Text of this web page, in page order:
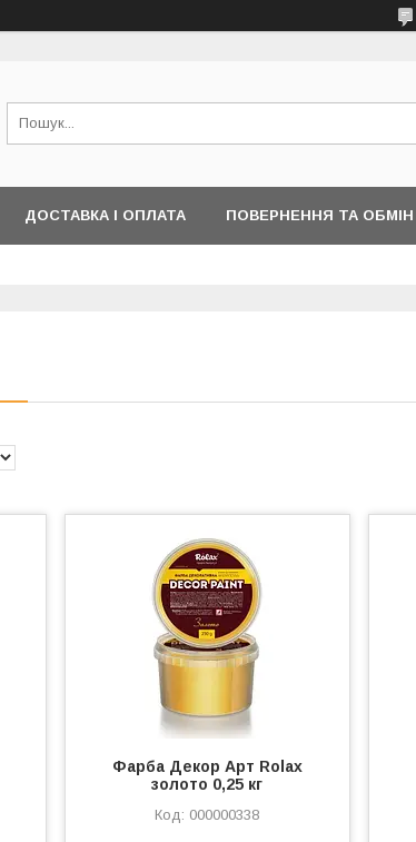
ДОСТАВКА І ОПЛАТА ПОВЕРНЕННЯ ТА ОБМІН
Фарба Декор Арт Rolax
золото 0,25 кг
000000338